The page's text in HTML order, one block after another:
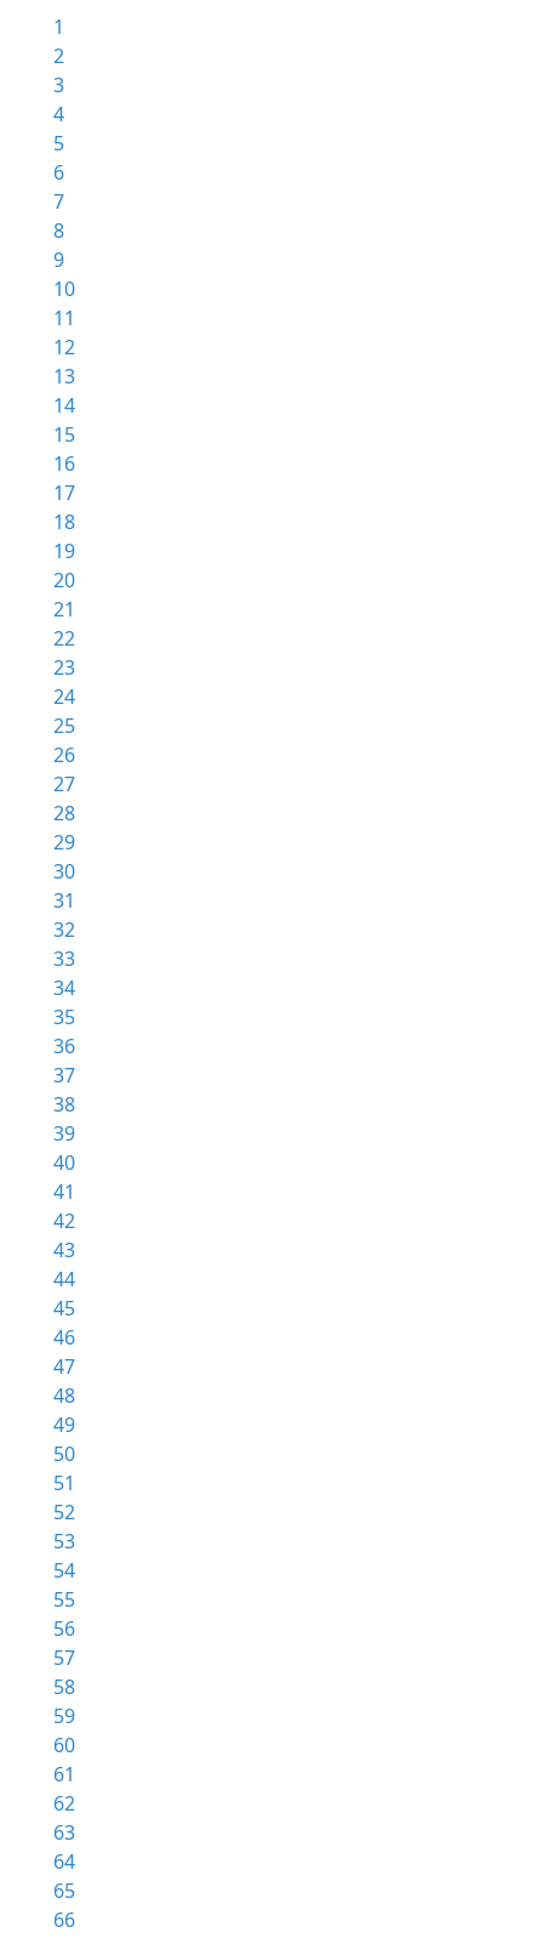
1
2
3
4
5
6
7
8
9
10
11
12
13
14
15
16
17
18
19
20
21
22
23
24
25
26
27
28
29
30
31
32
33
34
35
36
37
38
39
40
41
42
43
44
45
46
47
48
49
50
51
52
53
54
55
56
57
58
59
60
61
62
63
64
65
66